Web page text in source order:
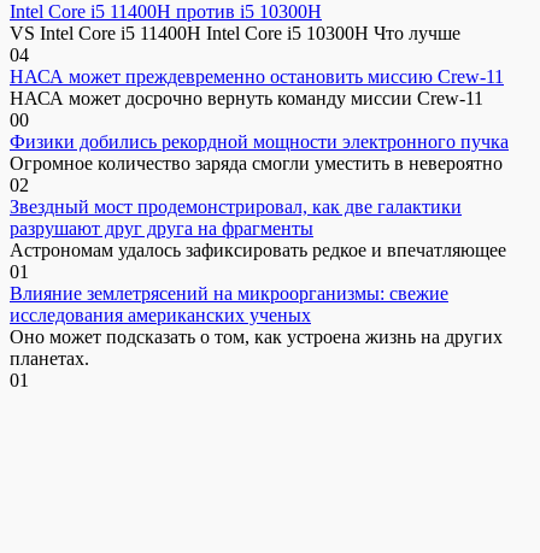
Intel Core i5 11400H против i5 10300H
VS Intel Core i5 11400H Intel Core i5 10300H Что лучше
04
НАСА может преждевременно остановить миссию Crew-11
НАСА может досрочно вернуть команду миссии Crew-11
00
Физики добились рекордной мощности электронного пучка
Огромное количество заряда смогли уместить в невероятно
02
Звездный мост продемонстрировал, как две галактики
разрушают друг друга на фрагменты
Астрономам удалось зафиксировать редкое и впечатляющее
01
Влияние землетрясений на микроорганизмы: свежие
исследования американских ученых
Оно может подсказать о том, как устроена жизнь на других
планетах.
01